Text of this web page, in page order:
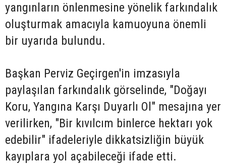
yangınların önlenmesine yönelik farkındalık
oluşturmak amacıyla kamuoyuna önemli
bir uyarıda bulundu.
Başkan Perviz Geçirgen'in imzasıyla
paylaşılan farkındalık görselinde, "Doğayı
Koru, Yangına Karşı Duyarlı Ol" mesajına yer
verilirken, "Bir kıvılcım binlerce hektarı yok
edebilir" ifadeleriyle dikkatsizliğin büyük
kayıplara yol açabileceği ifade etti.